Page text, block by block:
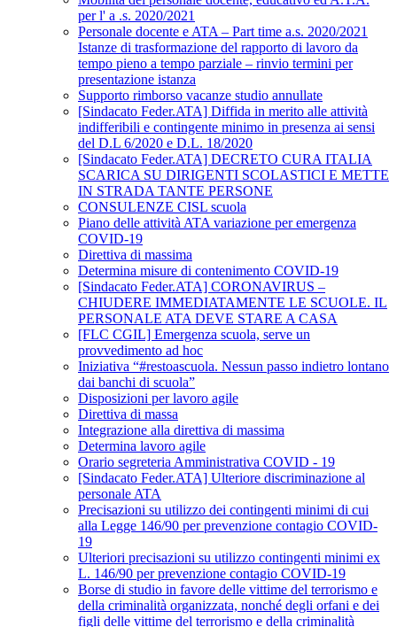
per l' a .s. 2020/2021
Personale docente e ATA – Part time a.s. 2020/2021
Istanze di trasformazione del rapporto di lavoro da
tempo pieno a tempo parziale – rinvio termini per
presentazione istanza
Supporto rimborso vacanze studio annullate
[Sindacato Feder.ATA] Diffida in merito alle attività
indifferibili e contingente minimo in presenza ai sensi
del D.L 6/2020 e D.L. 18/2020
[Sindacato Feder.ATA] DECRETO CURA ITALIA
SCARICA SU DIRIGENTI SCOLASTICI E METTE
IN STRADA TANTE PERSONE
CONSULENZE CISL scuola
Piano delle attività ATA variazione per emergenza
COVID-19
Direttiva di massima
Determina misure di contenimento COVID-19
[Sindacato Feder.ATA] CORONAVIRUS –
CHIUDERE IMMEDIATAMENTE LE SCUOLE. IL
PERSONALE ATA DEVE STARE A CASA
[FLC CGIL] Emergenza scuola, serve un
provvedimento ad hoc
Iniziativa “#restoascuola. Nessun passo indietro lontano
dai banchi di scuola”
Disposizioni per lavoro agile
Direttiva di massa
Integrazione alla direttiva di massima
Determina lavoro agile
Orario segreteria Amministrativa COVID - 19
[Sindacato Feder.ATA] Ulteriore discriminazione al
personale ATA
Precisazioni su utilizzo dei contingenti minimi di cui
alla Legge 146/90 per prevenzione contagio COVID-
19
Ulteriori precisazioni su utilizzo contingenti minimi ex
L. 146/90 per prevenzione contagio COVID-19
Borse di studio in favore delle vittime del terrorismo e
della criminalità organizzata, nonché degli orfani e dei
figli delle vittime del terrorismo e della criminalità